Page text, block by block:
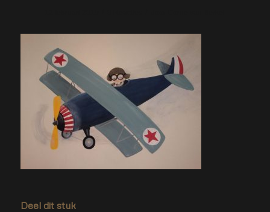
Deel dit stuk